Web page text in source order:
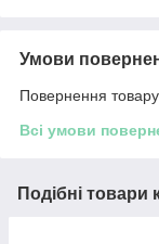
Умови
Повернення
Всі умови
Подібні товари